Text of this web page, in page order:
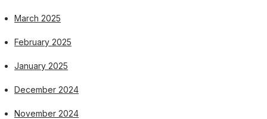
March 2025
February 2025
January 2025
December 2024
November 2024